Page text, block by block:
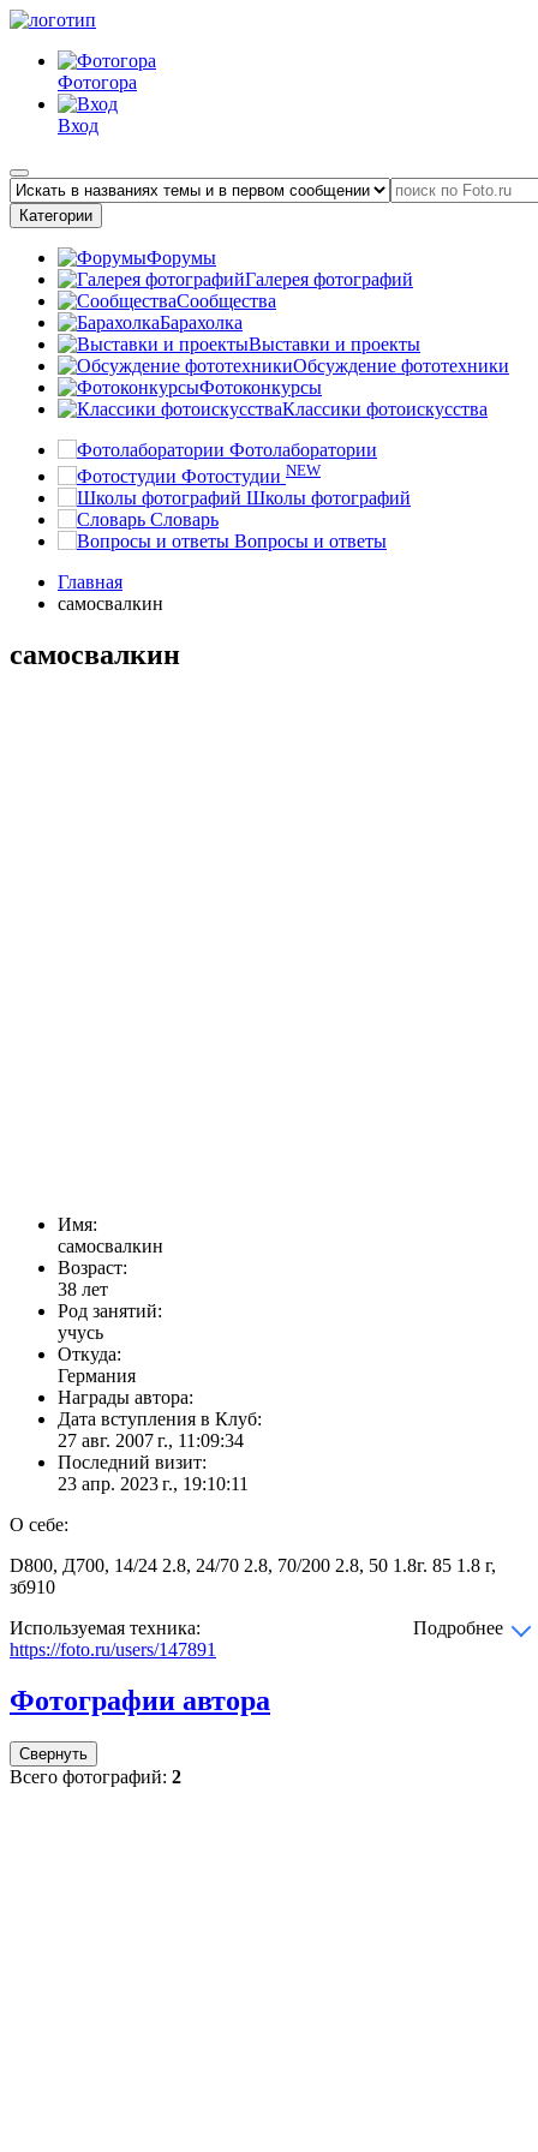
Фотогора
Вход
Категории
Форумы
Галерея фотографий
Сообщества
Барахолка
Выставки и проекты
Обсуждение фототехники
Фотоконкурсы
Классики фотоискусства
Фотолаборатории
Фотостудии NEW
Школы фотографий
Словарь
Вопросы и ответы
Главная
самосвалкин
самосвалкин
Имя:
самосвалкин
Возраст:
38 лет
Род занятий:
учусь
Откуда:
Германия
Награды автора:
Дата вступления в Клуб:
27 авг. 2007 г., 11:09:34
Последний визит:
23 апр. 2023 г., 19:10:11
О себе:
D800, Д700, 14/24 2.8, 24/70 2.8, 70/200 2.8, 50 1.8г. 85 1.8 г,
зб910
Используемая техника:
Подробнее
https://foto.ru/users/147891
Фотографии автора
Свернуть
Всего фотографий: 2